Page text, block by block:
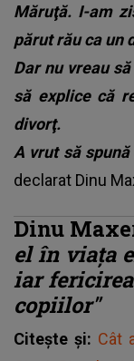
Măruţă. I-am
părut rău ca un
Dar nu vreau
să explice că
divorţ.
A vrut să
declarat Dinu
Dinu
el în viaţa
iar
copiilor"
Citește și: Cât